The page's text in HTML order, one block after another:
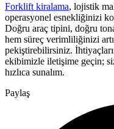
Forklift kiralama, lojistik
operasyonel esnekliğinizi
Doğru araç tipini, doğru
hem süreç verimliliğinizi
pekiştirebilirsiniz.
ekibimizle iletişime geçin;
hızlıca sunalım.
Paylaş